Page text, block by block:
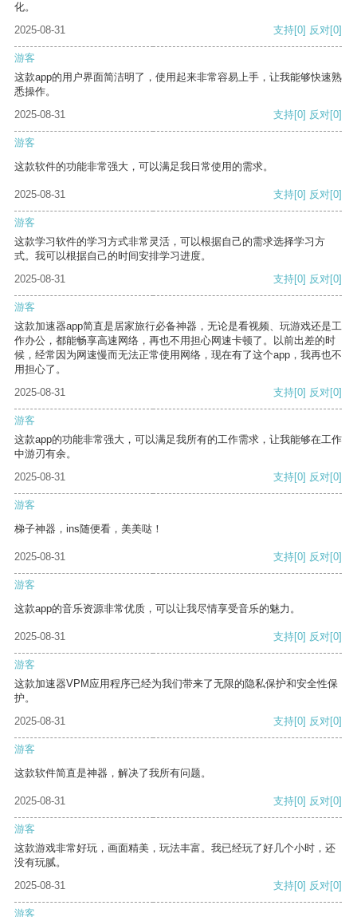
化。
2025-08-31
支持[0] 反对[0]
游客
这款app的用户界面简洁明了，使用起来非常容易上手，让我能够快速熟
悉操作。
2025-08-31
支持[0] 反对[0]
游客
这款软件的功能非常强大，可以满足我日常使用的需求。
2025-08-31 支持[0] 反对[0]
游客
这款学习软件的学习方式非常灵活，可以根据自己的需求选择学习方
式。我可以根据自己的时间安排学习进度。
2025-08-31
支持[0] 反对[0]
游客
这款加速器app简直是居家旅行必备神器，无论是看视频、玩游戏还是工
作办公，都能畅享高速网络，再也不用担心网速卡顿了。以前出差的时
候，经常因为网速慢而无法正常使用网络，现在有了这个app，我再也不
用担心了。
2025-08-31
支持[0] 反对[0]
游客
这款app的功能非常强大，可以满足我所有的工作需求，让我能够在工作
中游刃有余。
2025-08-31
支持[0] 反对[0]
游客
梯子神器，ins随便看，美美哒！
2025-08-31 支持[0] 反对[0]
游客
这款app的音乐资源非常优质，可以让我尽情享受音乐的魅力。
2025-08-31 支持[0] 反对[0]
游客
这款加速器VPM应用程序已经为我们带来了无限的隐私保护和安全性保
护。
2025-08-31
支持[0] 反对[0]
游客
这款软件简直是神器，解决了我所有问题。
2025-08-31 支持[0] 反对[0]
游客
这款游戏非常好玩，画面精美，玩法丰富。我已经玩了好几个小时，还
没有玩腻。
2025-08-31
支持[0] 反对[0]
游客